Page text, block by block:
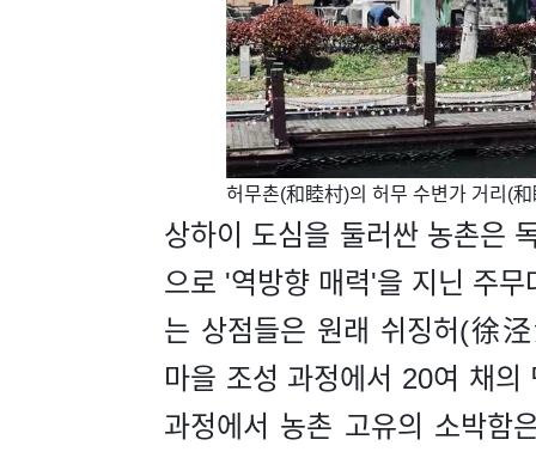
허무촌(和睦村)의 허무 수변가 거리(
상하이 도심을 둘러싼 농촌은
으로 '역방향 매력'을 지닌 주
는 상점들은 원래 쉬징허(徐
마을 조성 과정에서 20여 채
과정에서 농촌 고유의 소박함